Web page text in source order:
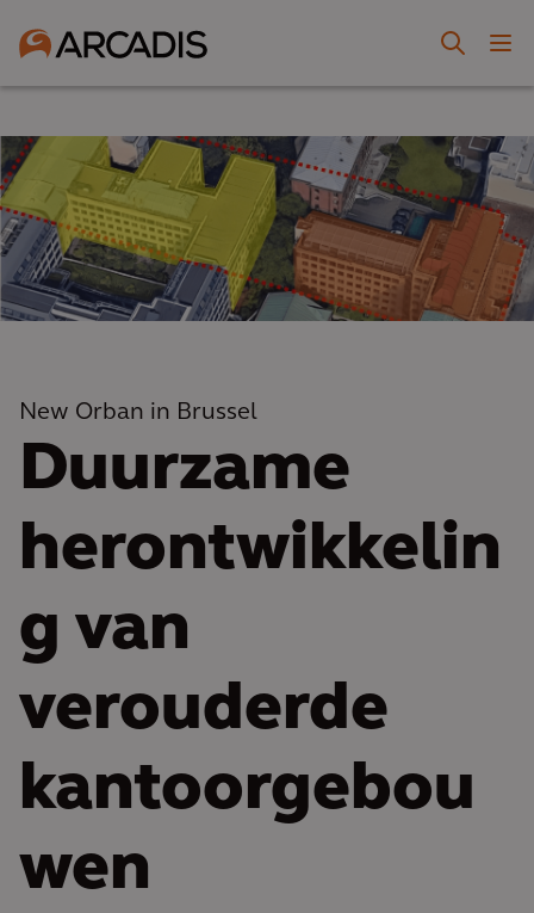
New Orban in Brussel
Duurzame
herontwikkelin
g van
verouderde
kantoorgebou
wen